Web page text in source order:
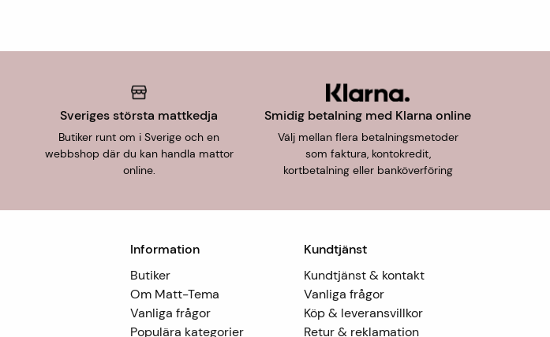
Sveriges största mattkedja
Butiker runt om i Sverige och en
webbshop där du kan handla mattor
online.
Smidig betalning med Klarna online
Välj mellan flera betalningsmetoder
som faktura, kontokredit,
kortbetalning eller banköverföring
Information
Butiker
Om Matt-Tema
Vanliga frågor
Populära kategorier
Kundtjänst
Kundtjänst & kontakt
Vanliga frågor
Köp & leveransvillkor
Retur & reklamation